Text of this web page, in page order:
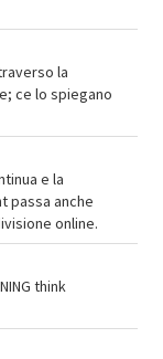
la
ce lo spiegano
e la
passa anche
online.
think